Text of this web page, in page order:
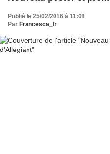
Publié le 25/02/2016 à 11:08
Par Francesca_fr